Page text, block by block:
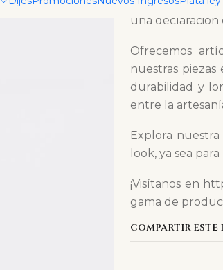
una declaración
Ofrecemos
nuestras
durabilidad y
entre la
Explora
look, ya sea
¡Visítanos en
gama de
COMPARTIR ESTE